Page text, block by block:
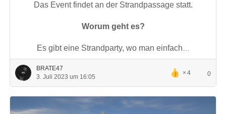
Das Event findet an der Strandpassage statt.
Worum geht es?
Es gibt eine Strandparty, wo man einfach
BRATE47
3. Juli 2023 um 16:05
4 0